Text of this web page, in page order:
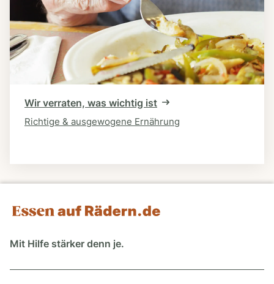
Wir verraten, was wichtig ist
Richtige & ausgewogene Ernährung
Mit Hilfe stärker denn je.